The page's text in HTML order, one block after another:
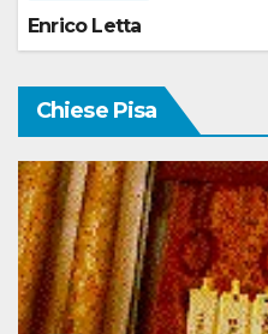
Enrico Letta
Chiese Pisa